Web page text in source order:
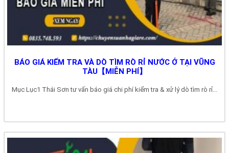
BÁO GIÁ KIỂM TRA VÀ DÒ TÌM RÒ RỈ NƯỚC Ở TẠI VŨNG
TÀU【MIỄN PHÍ】
Mục Lục1 Thái Sơn tư vấn báo giá chi phí kiểm tra & xử lý dò tìm rò rỉ...